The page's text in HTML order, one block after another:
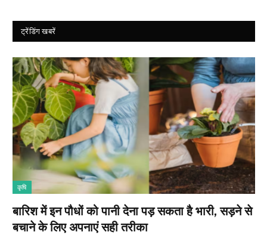
ट्रेंडिंग खबरें
कृषि
बारिश में इन पौधों को पानी देना पड़ सकता है भारी, सड़ने से
बचाने के लिए अपनाएं सही तरीका